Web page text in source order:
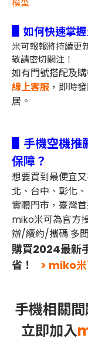
模型
如何快速掌
米可報報將持續更
敬請密切關注！
如有門號搭配及
線上客服 ，即時
居。
▋手機空機
保障？
想要買到最便宜
北、台中、彰化
實體門市，臺灣
miko米可為官方
辦/續約/攜碼 多
購買2024最新
省！
> miko米
手機相關
立即加入